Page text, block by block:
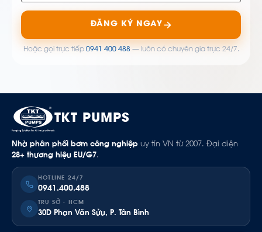
ĐĂNG KÝ NGAY
Hoặc gọi trực tiếp 0941 400 488— luôn có chuyên gia trực 24/7.
TKT PUMPS
Nhà phân phối bơm công nghiệp uy tín VN từ 2007. Đại diện
28+ thương hiệu EU/G7.
HOTLINE 24/7
0941.400.488
TRỤ SỞ · HCM
30D Phan Văn Sửu, P. Tân Bình